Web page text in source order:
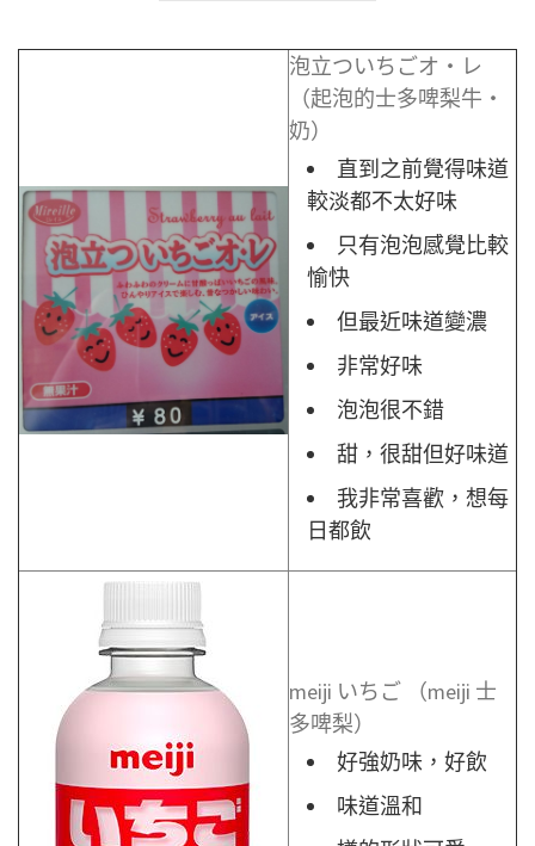
泡立ついちごオ・レ
（起泡的士多啤梨牛・
奶）
直到之前覺得味道
較淡都不太好味
只有泡泡感覺比較
愉快
但最近味道變濃
非常好味
泡泡很不錯
甜，很甜但好味道
我非常喜歡，想每
日都飲
meiji いちご （meiji 士
多啤梨）
好強奶味，好飲
味道溫和